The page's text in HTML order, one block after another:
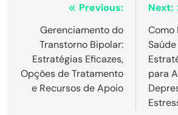
navigation
Previous:
Gerenciamento do
Transtorno Bipolar:
Estratégias Eficazes,
Opções de Tratamento
e Recursos de Apoio
Next:
Como
para